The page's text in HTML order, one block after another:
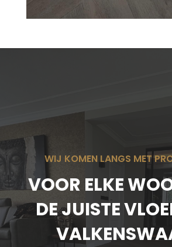
WIJ KOMEN LANGS MET
VOOR ELKE
DE JUISTE